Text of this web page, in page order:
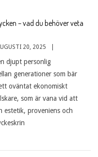
– vad du behöver veta
20, 2025
djupt personlig
generationer som bär
oväntat ekonomiskt
som är vana vid att
estetik, proveniens och